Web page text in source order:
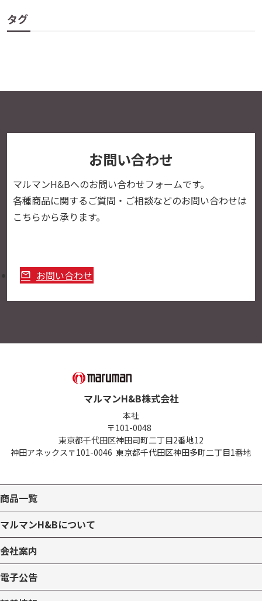
タグ
お問い合わせ
マルマンH&Bへのお問い合わせフォームです。
各種商品に関するご質問・ご相談などのお問い合わせは
こちらから承ります。
お問い合わせ
マルマンH&B株式会社
本社
〒101-0048
東京都千代田区神田司町二丁目2番地12
神田アネックス〒101-0046 東京都千代田区神田多町二丁目1番地
商品一覧
マルマンH&Bについて
会社案内
電子公告